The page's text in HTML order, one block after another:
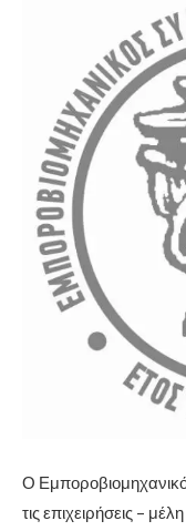
Ο
τις επιχειρήσεις –